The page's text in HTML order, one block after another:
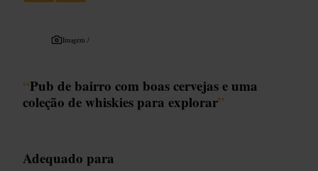
Imagem /
“Pub de bairro com boas cervejas e uma
coleção de whiskies para explorar”
Adequado para